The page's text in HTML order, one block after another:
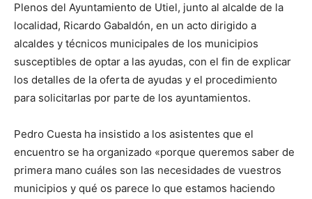
Plenos del Ayuntamiento de Utiel, junto al alcalde de la
localidad, Ricardo Gabaldón, en un acto dirigido a
alcaldes y técnicos municipales de los municipios
susceptibles de optar a las ayudas, con el fin de explicar
los detalles de la oferta de ayudas y el procedimiento
para solicitarlas por parte de los ayuntamientos.
Pedro Cuesta ha insistido a los asistentes que el
encuentro se ha organizado «porque queremos saber de
primera mano cuáles son las necesidades de vuestros
municipios y qué os parece lo que estamos haciendo